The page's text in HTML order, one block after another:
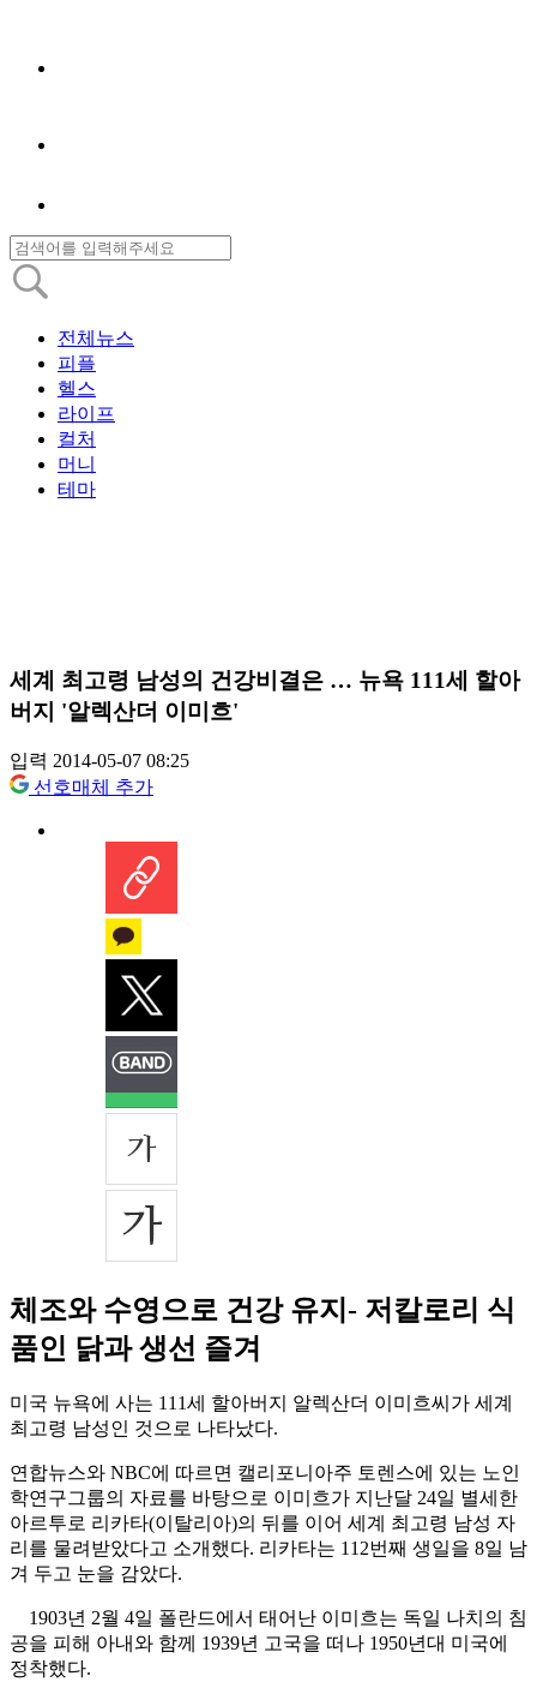
전체뉴스
피플
헬스
라이프
컬처
머니
테마
세계 최고령 남성의 건강비결은 … 뉴욕 111세 할아
버지 '알렉산더 이미흐'
입력 2014-05-07 08:25
선호매체 추가
체조와 수영으로 건강 유지- 저칼로리 식
품인 닭과 생선 즐겨
미국 뉴욕에 사는 111세 할아버지 알렉산더 이미흐씨가 세계
최고령 남성인 것으로 나타났다.
연합뉴스와 NBC에 따르면 캘리포니아주 토렌스에 있는 노인
학연구그룹의 자료를 바탕으로 이미흐가 지난달 24일 별세한
아르투로 리카타(이탈리아)의 뒤를 이어 세계 최고령 남성 자
리를 물려받았다고 소개했다. 리카타는 112번째 생일을 8일 남
겨 두고 눈을 감았다.
1903년 2월 4일 폴란드에서 태어난 이미흐는 독일 나치의 침
공을 피해 아내와 함께 1939년 고국을 떠나 1950년대 미국에
정착했다.